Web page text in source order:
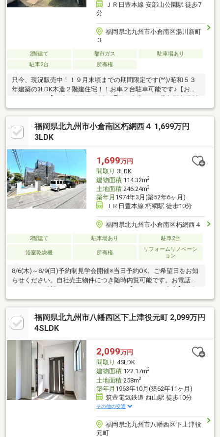
ＪＲ日豊本線 安部山公園駅 徒歩7
分
福岡県北九州市小倉南区湯川新町
３
2階建て 都市ガス
駐車場あり
駐車2台
所有権
只今、現況販売中！！９月末頃までの期間限定です(^^)/昭和５３
年建築の3LDK木造２階建住宅！！お車２台駐車可能です♪【おす
小学校・・・約900ｍ（徒歩12分） ・北九州市湯川中学
校・・・約800ｍ（徒歩10分）■LDK広々12帖■各居室収納付き即
日内覧可能です！！マイホーム探しのご相談、不動産売却のご相
談は、「ケイアイエポックメイキング(株)」にお任せください。
福岡県北九州市小倉南区朽網西４ 1,699万円
3LDK
1,699万円
間取り 3LDK
建物面積114.32m2
土地面積246.24m2
築年月 1974年3月(築52年6ヶ月)
ＪＲ日豊本線 朽網駅 徒歩10分
福岡県北九州市小倉南区朽網西４
2階建て 駐車場あり 駐車2台
浴室乾燥機 所有権
リフォームリノベーシ
ョン
8/6(木)～8/9(日)予約制見学会開催※当日予約OK。ご希望日をお知
らせください。自社売主物件につき随時内覧可能です。お電話か
震補強工事●標準シロアリ防除工事●外構・外装駐車場拡張、外壁
塗装、庭木伐採●水回りシステムキッチン交換、ユニットバス交
換、トイレ交換、洗面化粧台交換●内装間取変更、室内ドア交
換、床材上張り、シューズボックス交換、クロス張替え●その他
福岡県北九州市八幡西区下上津役元町 2,099万円
4SLDK
2,099万円
間取り 4SLDK
建物面積122.17m2
土地面積258m2
築年月 1963年10月(築62年11ヶ月)
筑豊電気鉄道 西山駅 徒歩10分
その他の交通
福岡県北九州市八幡西区下上津役
元町